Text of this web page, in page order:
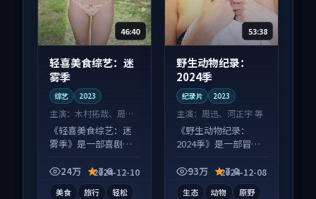
46:40
轻喜美食综艺：迷
雾季
综艺 2023
主演： 木村拓哉、周冬
雨 等
《轻喜美食综艺：迷
雾季》是一部喜剧向
度高，适合配弹幕观
24万 7.6
2024-12-10
美食 旅行 轻松
53:38
野生动物纪录：
2024季
纪录片 2023
主演： 周迅、河正宇 等
《野生动物纪录：
2024季》是一部冒险
彩蛋别错过，字幕区
93万 7.8
2024-12-08
生态 动物 原野